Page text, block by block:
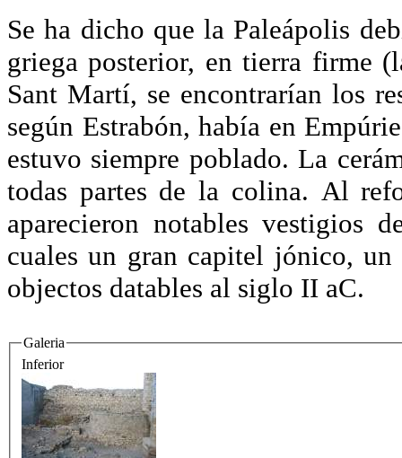
Se ha dicho que la Paleápolis
griega posterior, en tierra firme
Sant Martí, se encontrarían los
según Estrabón, había en
estuvo siempre poblado. La
todas partes de la colina. Al
aparecieron notables vestigios
cuales un gran capitel jónico,
objectos datables al siglo II aC.
Galeria
Inferior